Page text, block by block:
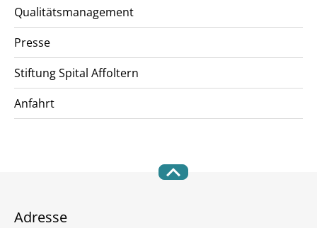
Qualitätsmanagement
Presse
Stiftung Spital Affoltern
Anfahrt
Adresse